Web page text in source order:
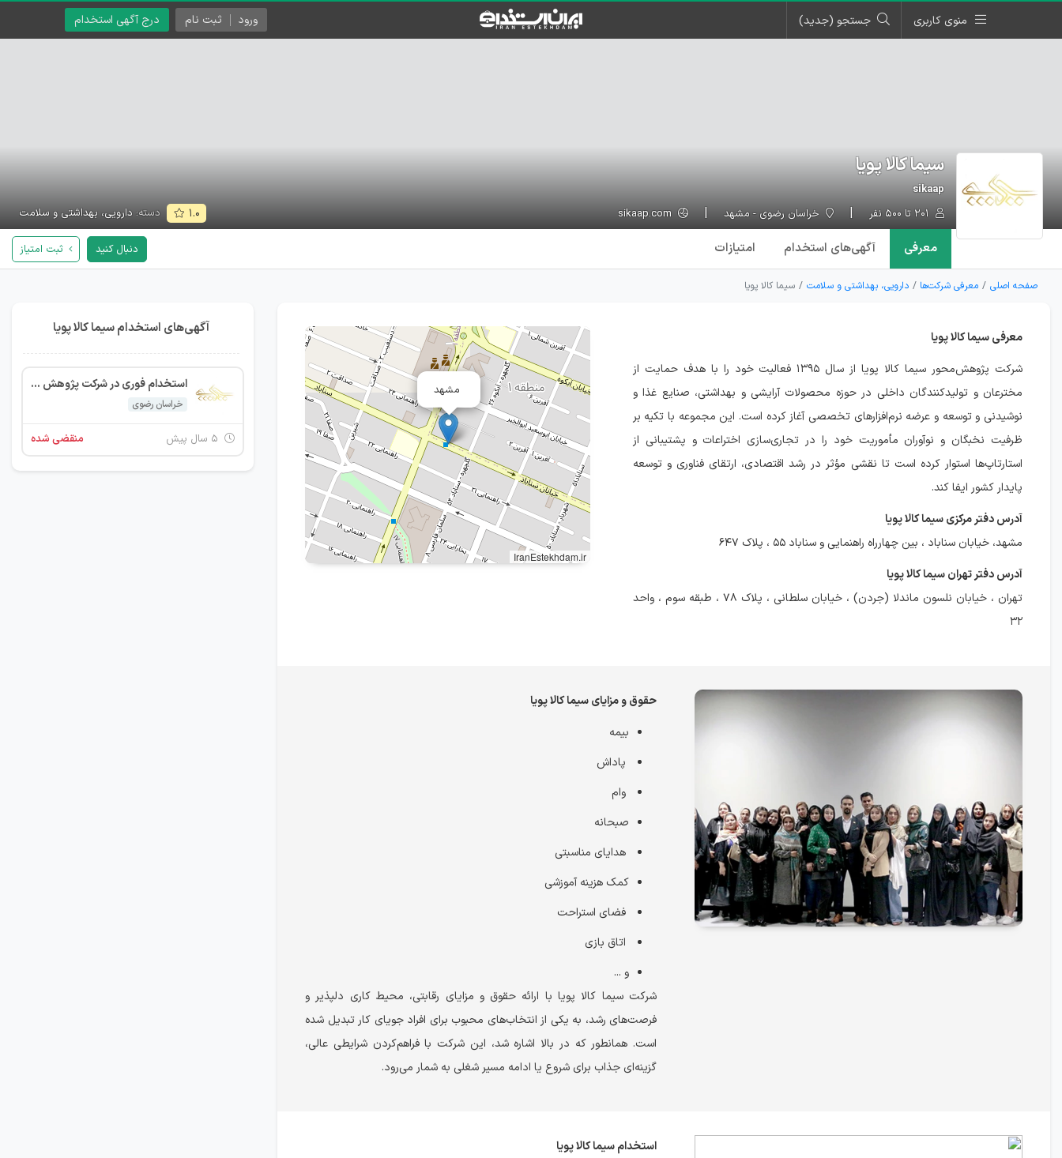
منوی کاربری جستجو (جدید) درج آگهی استخدام ورود ثبت نام
سیما کالا پویا
sikaap
خراسان رضوی - مشهد ۱.۰ دسته: دارویی، بهداشتی و سلامت
معرفی آگهی‌های استخدام امتیازات دنبال کنید ثبت امتیاز
صفحه اصلی معرفی شرکت‌ها دارویی، بهداشتی و سلامت سیما کالا پویا
معرفی سیما کالا پویا
شرکت پژوهش‌محور سیما کالا پویا از سال ۱۳۹۵ فعالیت خود را با هدف حمایت از
مخترعان و تولیدکنندگان داخلی در حوزه محصولات آرایشی و بهداشتی، صنایع غذا و
نوشیدنی و توسعه و عرضه نرم‌افزارهای تخصصی آغاز کرده است. این مجموعه با تکیه بر
ظرفیت نخبگان و نوآوران مأموریت خود را در تجاری‌سازی اختراعات و پشتیبانی از
استارتاپ‌ها استوار کرده است تا نقشی مؤثر در رشد اقتصادی، ارتقای فناوری و توسعه
پایدار کشور ایفا کند.
آدرس دفتر مرکزی سیما کالا پویا
مشهد، خیابان سناباد ، بین چهارراه راهنمایی و سناباد ۵۵ ، پلاک ۶۴۷
آدرس دفتر تهران سیما کالا پویا
تهران ، خیابان نلسون ماندلا (جردن) ، خیابان سلطانی ، پلاک ۷۸ ، طبقه سوم ، واحد
۳۲
مشهد
IranEstekhdam.ir
حقوق و مزایای سیما کالا پویا
بیمه
پاداش
وام
صبحانه
هدایای مناسبتی
کمک هزینه آموزشی
فضای استراحت
اتاق بازی
و ...
شرکت سیما کالا پویا با ارائه حقوق و مزایای رقابتی، محیط کاری دلپذیر و
فرصت‌های رشد، به یکی از انتخاب‌های محبوب برای افراد جویای کار تبدیل شده
است. همانطور که در بالا اشاره شد، این شرکت با فراهم‌کردن شرایطی عالی،
گزینه‌ای جذاب برای شروع یا ادامه مسیر شغلی به شمار می‌رود.
استخدام سیما کالا پویا
آگهی‌های استخدام سیما کالا پویا
استخدام فوری در شرکت پژوهش محور سیماکالا پویا - مشهد
خراسان رضوی
منقضی شده